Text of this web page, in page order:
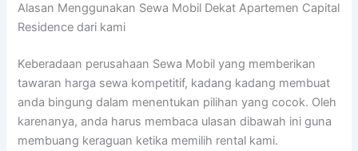
Alasan Menggunakan Sewa Mobil Dekat Apartemen Capital
Residence dari kami
Keberadaan perusahaan Sewa Mobil yang memberikan
tawaran harga sewa kompetitif, kadang kadang membuat
anda bingung dalam menentukan pilihan yang cocok. Oleh
karenanya, anda harus membaca ulasan dibawah ini guna
membuang keraguan ketika memilih rental kami.